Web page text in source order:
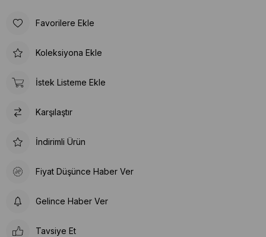
Favorilere Ekle
Koleksiyona Ekle
İstek Listeme Ekle
Karşılaştır
İndirimli Ürün
Fiyat Düşünce Haber Ver
Gelince Haber Ver
Tavsiye Et